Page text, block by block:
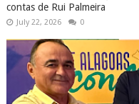
contas de Rui Palmeira
July 22, 2026 0